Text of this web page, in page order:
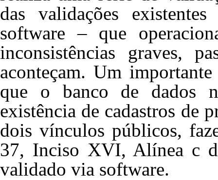
das validações
software – que
inconsistências graves,
aconteçam. Um
que o banco de dados
existência de cadastros de
dois vínculos públicos,
37, Inciso XVI, Alínea c
validado via software.